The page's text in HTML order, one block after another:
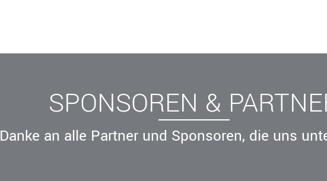
SPONSOREN &
Danke an alle Partner und Sponsoren, die uns